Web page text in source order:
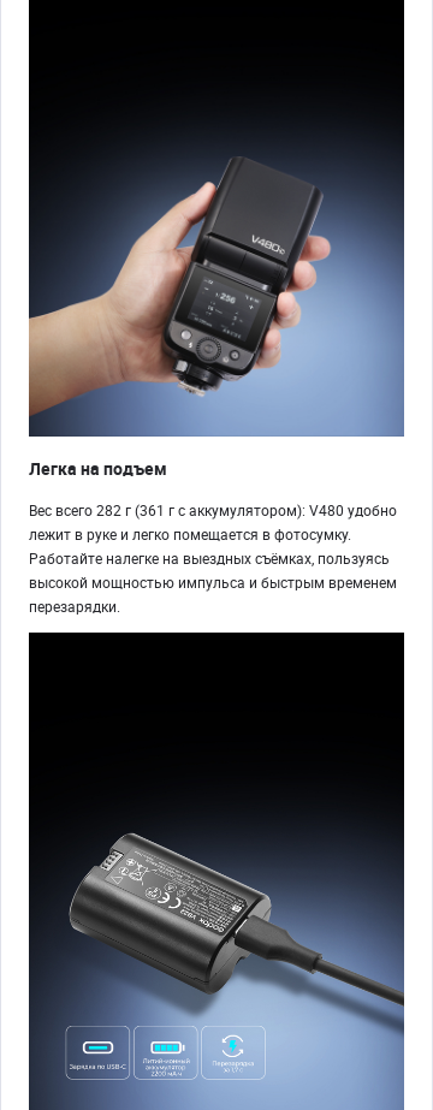
Легка на подъем
Вес всего 282 г (361 г с аккумулятором): V480 удобно
лежит в руке и легко помещается в фотосумку.
Работайте налегке на выездных съёмках, пользуясь
высокой мощностью импульса и быстрым временем
перезарядки.